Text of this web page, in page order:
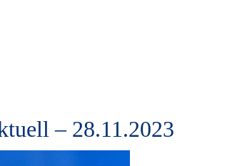
– 28.11.2023